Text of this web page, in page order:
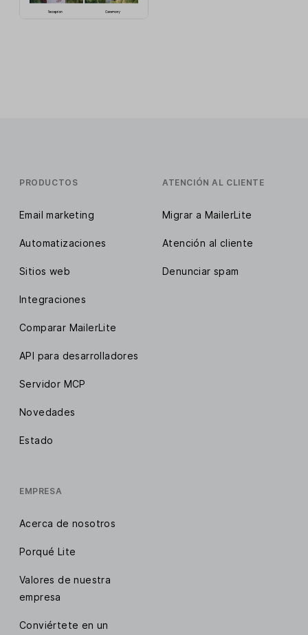
PRODUCTOS
Email marketing
Automatizaciones
Sitios web
Integraciones
Comparar MailerLite
API para desarrolladores
Servidor MCP
Novedades
Estado
ATENCIÓN AL CLIENTE
Migrar a MailerLite
Atención al cliente
Denunciar spam
EMPRESA
Acerca de nosotros
Porqué Lite
Valores de nuestra
empresa
Conviértete en un